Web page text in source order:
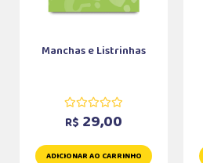
Manchas e Listrinhas
R$ 29,00
ADICIONAR AO CARRINHO